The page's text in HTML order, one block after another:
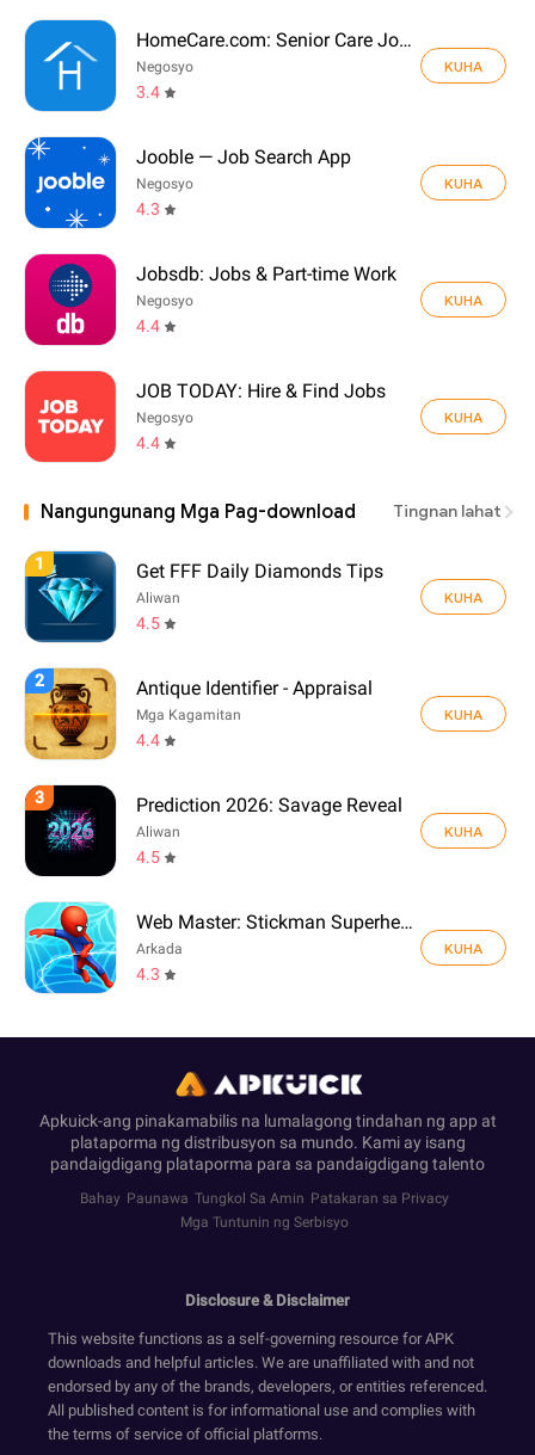
HomeCare.com: Senior Care Jobs
Negosyo
3.4
KUHA
Jooble — Job Search App
Negosyo
4.3
KUHA
Jobsdb: Jobs & Part-time Work
Negosyo
4.4
KUHA
JOB TODAY: Hire & Find Jobs
Negosyo
4.4
KUHA
Nangungunang Mga Pag-download Tingnan lahat
1 Get FFF Daily Diamonds Tips
Aliwan
4.5
KUHA
2 Antique Identifier - Appraisal
Mga Kagamitan
4.4
KUHA
3 Prediction 2026: Savage Reveal
Aliwan
4.5
KUHA
Web Master: Stickman Superhero
Arkada
4.3
KUHA
Apkuick-ang pinakamabilis na lumalagong tindahan ng app at
plataporma ng distribusyon sa mundo. Kami ay isang
pandaigdigang plataporma para sa pandaigdigang talento
Bahay Paunawa Tungkol Sa Amin Patakaran sa Privacy
Mga Tuntunin ng Serbisyo
Disclosure & Disclaimer
This website functions as a self-governing resource for APK
downloads and helpful articles. We are unaffiliated with and not
endorsed by any of the brands, developers, or entities referenced.
All published content is for informational use and complies with
the terms of service of official platforms.